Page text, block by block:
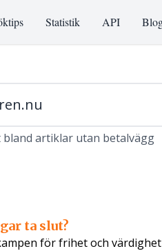
Statistik API
bland artiklar utan betalvägg
ta slut?
för frihet och